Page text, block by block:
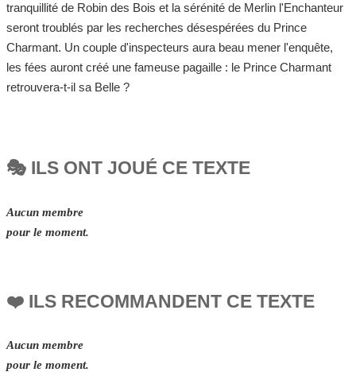
tranquillité de Robin des Bois et la sérénité de Merlin l'Enchanteur
seront troublés par les recherches désespérées du Prince
Charmant. Un couple d'inspecteurs aura beau mener l'enquête,
les fées auront créé une fameuse pagaille : le Prince Charmant
retrouvera-t-il sa Belle ?
🎭 ILS ONT JOUÉ CE TEXTE
Aucun membre
pour le moment.
❤️ ILS RECOMMANDENT CE TEXTE
Aucun membre
pour le moment.